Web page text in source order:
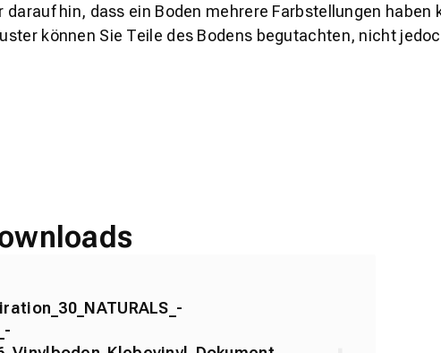
hin, dass ein Boden mehrere Farbstellungen
können Sie Teile des Bodens begutachten, nicht